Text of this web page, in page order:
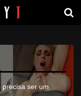
ser um